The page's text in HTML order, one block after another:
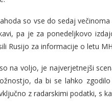
so vse do sedaj
pa je za ponedeljkovo
Rusijo za informacije o letu
na voljo, je najverjetnejši
da bi se lahko
z radarskimi podatki, s